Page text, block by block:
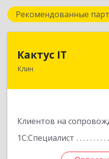
Рекомендованные
Кактус IT
Клин
Клиентов на
1С:Специалист